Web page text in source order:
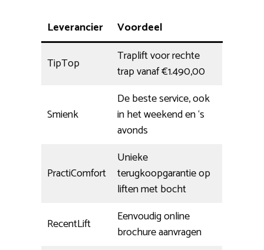
Leverancier Voordeel
TipTop
Traplift voor rechte
trap vanaf €1.490,00
Smienk
De beste service, ook
in het weekend en ‘s
avonds
PractiComfort
Unieke
terugkoopgarantie op
liften met bocht
RecentLift
Eenvoudig online
brochure aanvragen